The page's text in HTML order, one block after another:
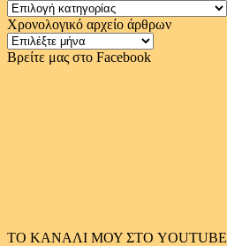
Κατηγορίες
Χρονολογικό αρχείο άρθρων
Χρονολογικό
αρχείο
Βρείτε μας στο Facebook
ΤΟ ΚΑΝΑΛΙ ΜΟΥ ΣΤΟ YOUTUBE